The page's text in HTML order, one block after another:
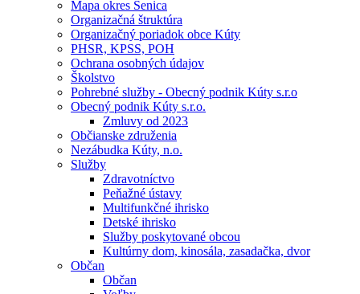
Mapa okres Senica
Organizačná štruktúra
Organizačný poriadok obce Kúty
PHSR, KPSS, POH
Ochrana osobných údajov
Školstvo
Pohrebné služby - Obecný podnik Kúty s.r.o
Obecný podnik Kúty s.r.o.
Zmluvy od 2023
Občianske združenia
Nezábudka Kúty, n.o.
Služby
Zdravotníctvo
Peňažné ústavy
Multifunkčné ihrisko
Detské ihrisko
Služby poskytované obcou
Kultúrny dom, kinosála, zasadačka, dvor
Občan
Občan